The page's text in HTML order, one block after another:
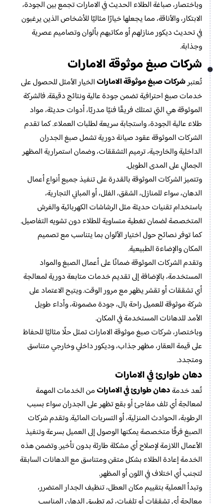
وباختصار، صباغة الطلاء الحديث في الامارات تجمع بين الجودة،
الابتكار، والأناقة، مما يجعلها خيارًا مثاليًا للأشخاص الذين يرغبون
في تحديث ديكور منازلهم أو مكاتبهم بألوان وتصاميم عصرية
وجذابة.
شركات صبغ موثوقة الامارات
تُعتبرشركات صبغ موثوقة الاماراتالخيار الأمثل للحصول على
خدمات صبغ احترافية تضمن جودة عالية ونتائج دقيقة. فالشركة
الموثوقة هي التي تمتلك فريقًا فنيًا مدربًا، أدوات حديثة، مواد
طلاء عالية الجودة، واستجابة سريعة لطلبات العملاء. كما تقدم
الشركات الموثوقة عقود صيانة دورية تشمل صبغ الجدران
الداخلية والخارجية، ترميم التشققات، وضمان استمرارية المظهر
الجمالي على المدى الطويل.
وتتميز الشركات الموثوقة بالقدرة على تنفيذ جميع أنواع أعمال
الدهان، سواء للمنازل، الشقق، الفلل، أو المباني التجارية،
باستخدام تقنيات حديثة مثل الرشاشات الكهربائية والفرش
المتخصصة لضمان تغطية متساوية للطلاء دون تشويه التفاصيل.
كما توفر نصائح حول اختيار الألوان بما يتناسب مع تصميم
المكان والإضاءة الطبيعية.
وتقدم الشركات الموثوقة ضمانًا على أعمال الصبغ والمواد
المستخدمة، بالإضافة إلى تقديم خدمات متابعة دورية لمعالجة
أي تشققات أو تقشر يظهر مع مرور الوقت. ويتيح الاعتماد على
شركة موثوقة للعميل راحة بال، جودة مضمونة، وأداء طويل
الأمد للدهانات المستخدمة في المكان.
وباختصار، شركات صبغ موثوقة الامارات تمثل حلًا مثاليًا للحفاظ
على قيمة العقار، مظهر جذاب، وديكور داخلي وخارجي متناسق
ومتجدد.
دهان طوارئ في الامارات
تُعد خدمةدهان طوارئ في الاماراتمن الخدمات المهمة
لمعالجة أي تلف مفاجئ أو بقع تظهر على الجدران سواء بسبب
الرطوبة، الحوادث المنزلية، أو التسربات المائية. وتقدم شركات
الصبغ فرقًا متخصصة يمكنها الوصول إلى العميل بسرعة وتنفيذ
الأعمال اللازمة لإصلاح أي مشكلة طارئة بدون تأخير. وتضمن هذه
الخدمة إعادة الطلاء بشكل متقن ومتناسق مع الدهانات السابقة
لتجنب أي اختلاف في اللون أو المظهر.
وتبدأ العملية بتقييم مكان العطل، تنظيف الجدار المتضرر،